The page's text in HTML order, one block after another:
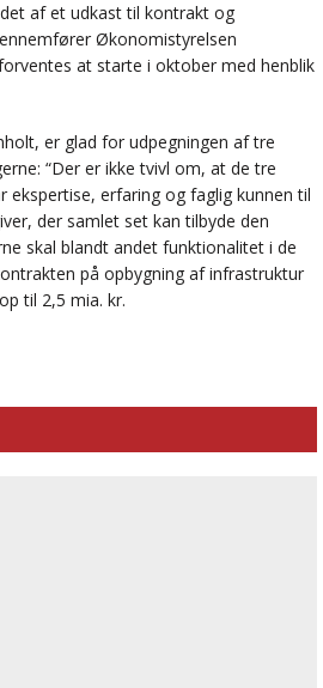
af et udkast til kontrakt og
Økonomistyrelsen
at starte i oktober med henblik
er glad for udpegningen af tre
“Der er ikke tvivl om, at de tre
ekspertise, erfaring og faglig kunnen til
der samlet set kan tilbyde den
skal blandt andet funktionalitet i de
på opbygning af infrastruktur
til 2,5 mia. kr.